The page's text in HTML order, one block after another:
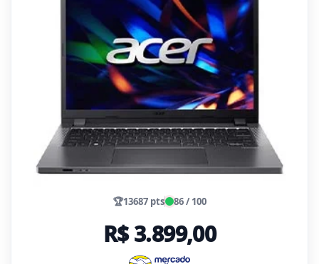
🏆13687 pts 86 / 100
R$ 3.899,00